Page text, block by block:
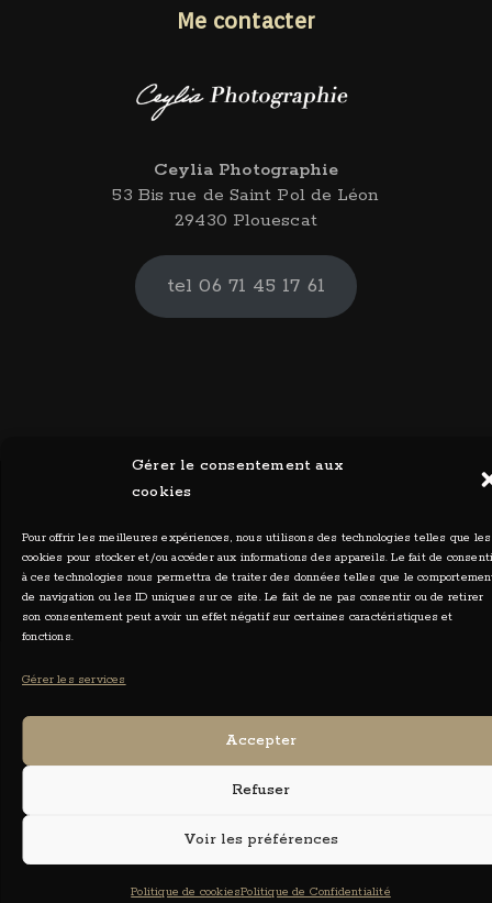
Gérer le consentement aux
cookies
Pour offrir les meilleures expériences, nous utilisons des technologies telles que les
cookies pour stocker et/ou accéder aux informations des appareils. Le fait de
à ces technologies nous permettra de traiter des données telles que le
de navigation ou les ID uniques sur ce site. Le fait de ne pas consentir ou de retirer
son consentement peut avoir un effet négatif sur certaines caractéristiques et
fonctions.
Gérer les services
Accepter
Refuser
Voir les préférences
Politique de cookiesPolitique de Confidentialité
Me contacter
Ceylia Photographie
53 Bis rue de Saint Pol de Léon
29430 Plouescat
tel 06 71 45 17 61
Ceylia Photographies - Tous droits réservés 2026